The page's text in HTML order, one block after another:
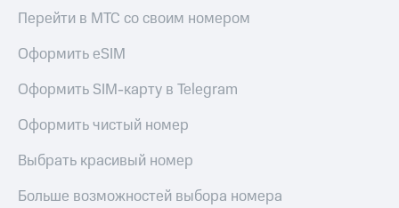
Перейти в МТС со своим номером
Оформить eSIM
Оформить SIM-карту в Telegram
Оформить чистый номер
Выбрать красивый номер
Больше возможностей выбора номера